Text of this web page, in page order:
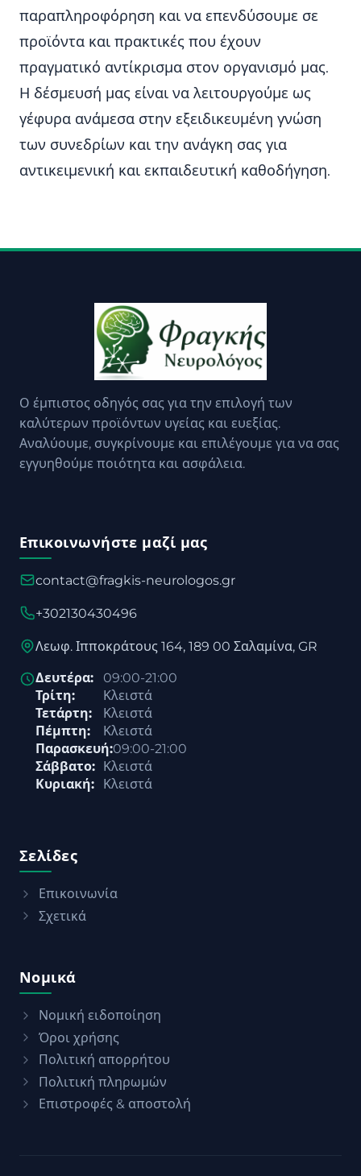
παραπληροφόρηση και να επενδύσουμε σε
προϊόντα και πρακτικές που έχουν
πραγματικό αντίκρισμα στον οργανισμό μας.
Η δέσμευσή μας είναι να λειτουργούμε ως
γέφυρα ανάμεσα στην εξειδικευμένη γνώση
των συνεδρίων και την ανάγκη σας για
αντικειμενική και εκπαιδευτική καθοδήγηση.
Ο έμπιστος οδηγός σας για την επιλογή των
καλύτερων προϊόντων υγείας και ευεξίας.
Αναλύουμε, συγκρίνουμε και επιλέγουμε για να σας
εγγυηθούμε ποιότητα και ασφάλεια.
Επικοινωνήστε μαζί μας
contact@fragkis-neurologos.gr
+302130430496
Λεωφ. Ιπποκράτους 164, 189 00 Σαλαμίνα, GR
Δευτέρα:
09:00-21:00
Τρίτη:
Κλειστά
Τετάρτη:
Κλειστά
Πέμπτη:
Κλειστά
Παρασκευή:09:00-21:00
Σάββατο: Κλειστά
Κυριακή:
Κλειστά
Σελίδες
Επικοινωνία
Σχετικά
Νομικά
Νομική ειδοποίηση
Όροι χρήσης
Πολιτική απορρήτου
Πολιτική πληρωμών
Επιστροφές & αποστολή